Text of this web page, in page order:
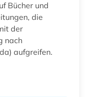
Bücher und
die
der
nach
aufgreifen.